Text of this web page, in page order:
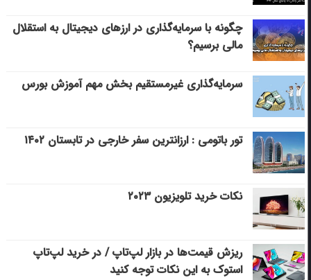
چگونه با سرمایه‌گذاری در ارزهای دیجیتال به استقلال
مالی برسیم؟
سرمایه‌گذاری غیرمستقیم بخش مهم آموزش بورس
تور باتومی : ارزانترین سفر خارجی در تابستان ۱۴۰۲
نکات خرید تلویزیون ۲۰۲۳
ریزش قیمت‌ها در بازار لپ‌تاپ / در خرید لپ‌تاپ
استوک به این نکات توجه کنید